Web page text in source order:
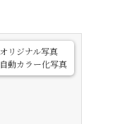
オリジナル写真
自動カラー化写真